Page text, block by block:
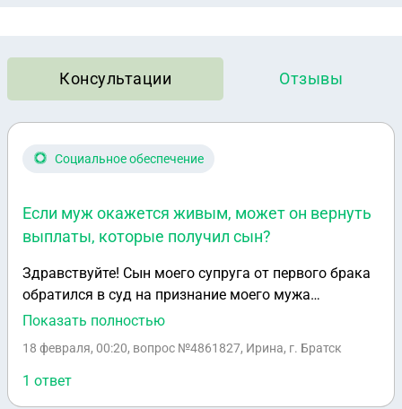
Консультации Отзывы
Социальное обеспечение
Если муж окажется живым, может он вернуть
выплаты, которые получил сын?
Здравствуйте! Сын моего супруга от первого брака
обратился в суд на признание моего мужа
умершим, он без вести пропавший на СВО, я была
окажется живым, может он вернуть выплаты,
которые получил сын? Главная причина в иске сына
была получить выплаты пока он попадает в
Показать полностью
18 февраля, 00:20, вопрос №4861827, Ирина, г. Братск
1 ответ